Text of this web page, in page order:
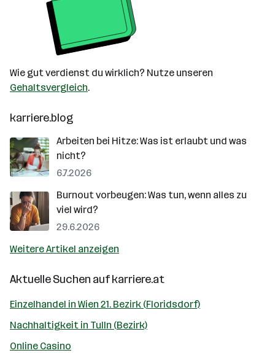
Wie gut verdienst du wirklich? Nutze unseren
Gehaltsvergleich.
karriere.blog
Arbeiten bei Hitze: Was ist erlaubt und was
nicht?
6.7.2026
Burnout vorbeugen: Was tun, wenn alles zu
viel wird?
29.6.2026
Weitere Artikel anzeigen
Aktuelle Suchen aufkarriere.at
Einzelhandel in Wien 21. Bezirk (Floridsdorf)
Nachhaltigkeit in Tulln (Bezirk)
Online Casino